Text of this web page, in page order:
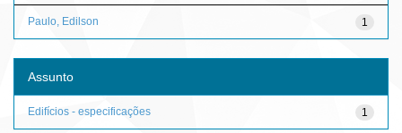
1
Paulo, Edilson
Assunto
1
Edifícios - especificações